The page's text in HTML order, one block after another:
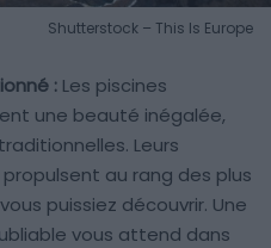
Shutterstock – This Is Europe
: Les piscines
une beauté inégalée,
Leurs
au rang des plus
puissiez découvrir. Une
vous attend dans